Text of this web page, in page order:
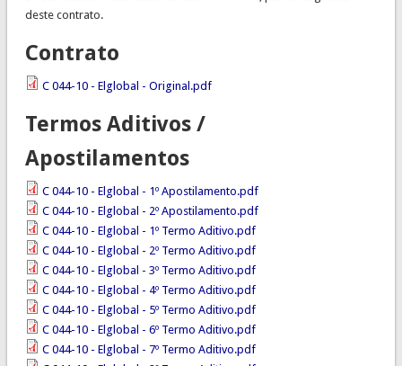
deste contrato.
Contrato
C 044-10 - Elglobal - Original.pdf
Termos Aditivos /
Apostilamentos
C 044-10 - Elglobal - 1º Apostilamento.pdf
C 044-10 - Elglobal - 2º Apostilamento.pdf
C 044-10 - Elglobal - 1º Termo Aditivo.pdf
C 044-10 - Elglobal - 2º Termo Aditivo.pdf
C 044-10 - Elglobal - 3º Termo Aditivo.pdf
C 044-10 - Elglobal - 4º Termo Aditivo.pdf
C 044-10 - Elglobal - 5º Termo Aditivo.pdf
C 044-10 - Elglobal - 6º Termo Aditivo.pdf
C 044-10 - Elglobal - 7º Termo Aditivo.pdf